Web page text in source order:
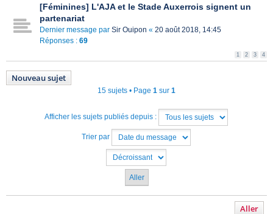
[Féminines] L'AJA et le Stade Auxerrois signent un
partenariat
Dernier message par Sir Ouipon « 20 août 2018, 14:45
Réponses : 69
1 2 3 4
Nouveau sujet
15 sujets • Page 1 sur 1
Afficher les sujets publiés depuis :
Trier par
Aller